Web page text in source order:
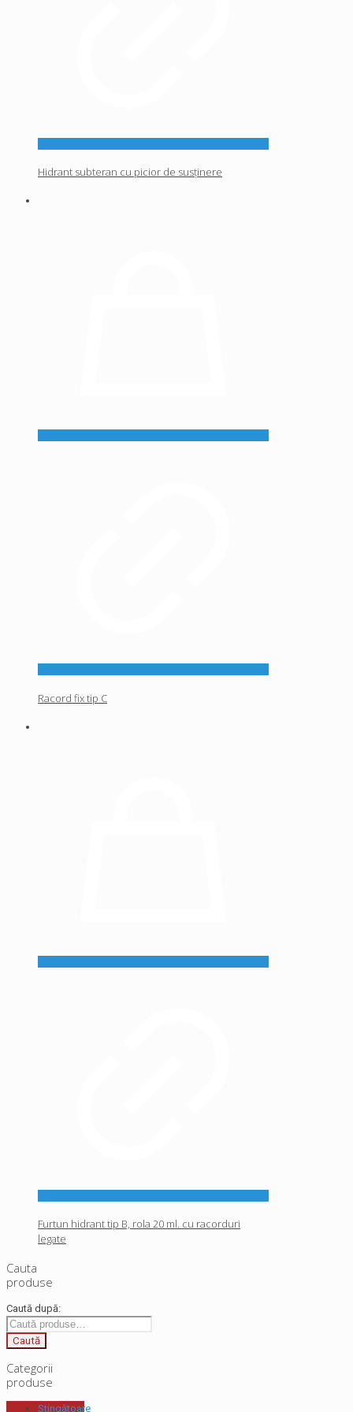
Hidrant subteran cu picior de susținere
Racord fix tip C
Furtun hidrant tip B, rola 20 ml. cu racorduri
legate
Cauta
produse
Caută după:
Caută
Categorii
produse
Stingătoare